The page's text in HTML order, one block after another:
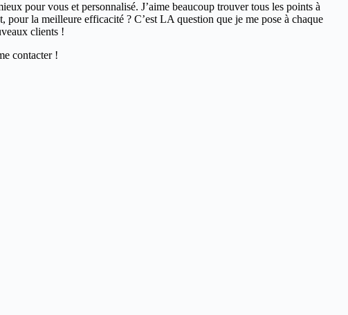
pour vous et personnalisé. J’aime beaucoup trouver tous les points à
la meilleure efficacité ? C’est LA question que je me pose à chaque
clients !
contacter !